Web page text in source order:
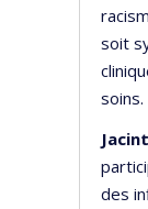
soit
soins.
des